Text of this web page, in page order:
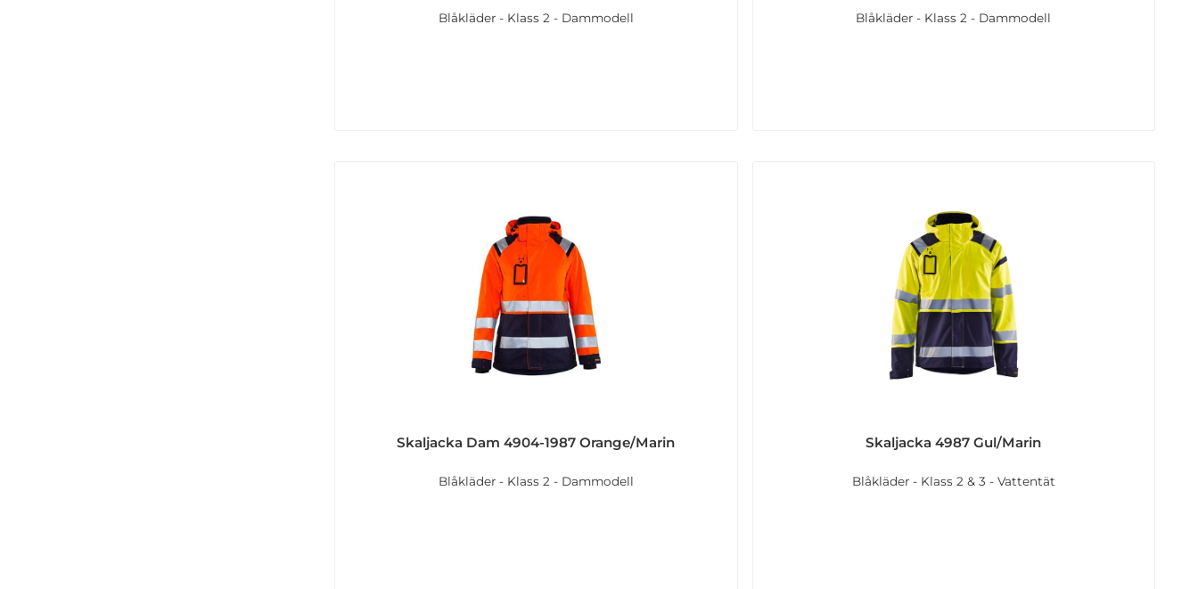
Blåkläder - Klass 2 - Dammodell Blåkläder - Klass 2 - Dammodell
Skaljacka Dam 4904-1987 Orange/Marin
Blåkläder - Klass 2 - Dammodell
Skaljacka 4987 Gul/Marin
Blåkläder - Klass 2 & 3 - Vattentät